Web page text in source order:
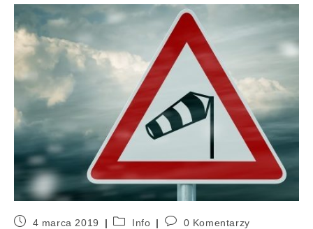
4 marca 2019 Info 0 Komentarzy